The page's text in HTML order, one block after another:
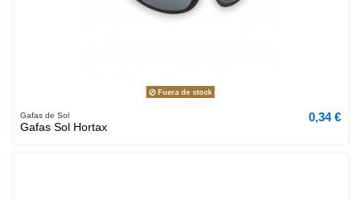
Fuera de stock
Gafas de Sol
Gafas Sol Hortax
0,34 €